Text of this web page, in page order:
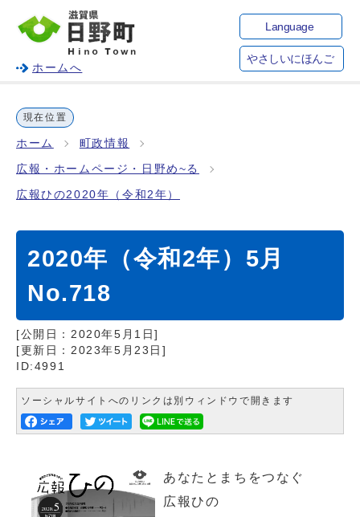
ホームへ
Language
やさしいにほんご
現在位置
ホーム 町政情報
広報・ホームページ・日野め~る
広報ひの2020年（令和2年）
2020年（令和2年）5月
No.718
[公開日： 2020年5月1日]
[更新日： 2023年5月23日 ]
ID:4991
ソーシャルサイトへのリンクは別ウィンドウで開きます
あなたとまちをつなぐ
広報ひの